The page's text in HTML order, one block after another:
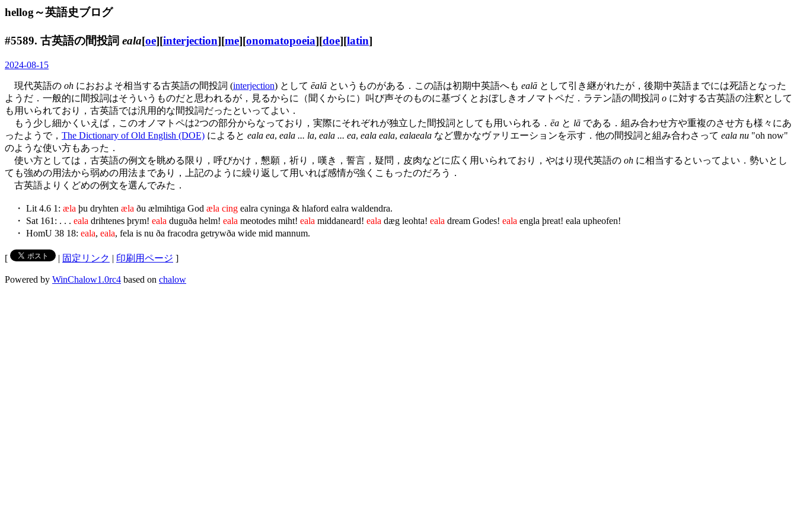
hellog～英語史ブログ
#5589. 古英語の間投詞 eala[oe][interjection][me][onomatopoeia][doe][latin]
2024-08-15
現代英語の oh におおよそ相当する古英語の間投詞 (interjection) として ēalā というものがある．この語は初期中英語へも ealā として引き継がれたが，後期中英語までには死語となった
ようだ．一般的に間投詞はそういうものだと思われるが，見るからに（聞くからに）叫び声そのものに基づくとおぼしきオノマトペだ．ラテン語の間投詞 o に対する古英語の注釈として
も用いられており，古英語では汎用的な間投詞だったといってよい．
もう少し細かくいえば，このオノマトペは2つの部分からなっており，実際にそれぞれが独立した間投詞としても用いられる． ēa と lā である．組み合わせ方や重複のさせ方も様々にあ
ったようで， The Dictionary of Old English (DOE) によると eala ea, eala ... la, eala ... ea, eala eala, ealaeala など豊かなヴァリエーションを示す．他の間投詞と組み合わさって eala nu "oh now"
のような使い方もあった．
使い方としては，古英語の例文を眺める限り，呼びかけ，懇願，祈り，嘆き，誓言，疑問，皮肉などに広く用いられており，やはり現代英語の oh に相当するといってよい．勢いとし
ても強めの用法から弱めの用法まであり，上記のように繰り返して用いれば感情が強くこもったのだろう．
古英語よりくどめの例文を選んでみた．
・ Lit 4.6 1: æla þu dryhten æla ðu ælmihtiga God æla cing ealra cyninga & hlaford ealra waldendra.
・ Sat 161: . . . eala drihtenes þrym! eala duguða helm! eala meotodes miht! eala middaneard! eala dæg leohta! eala dream Godes! eala engla þreat! eala upheofen!
・ HomU 38 18: eala, eala, fela is nu ða fracodra getrywða wide mid mannum.
[ | 固定リンク | 印刷用ページ ]
Powered by WinChalow1.0rc4 based on chalow